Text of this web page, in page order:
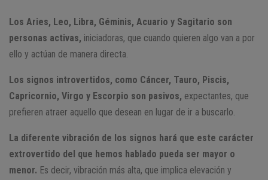
Los Aries, Leo, Libra, Géminis, Acuario y Sagitario son
personas activas, iniciadoras, que cuando quieren algo van a por
ello y actúan de manera directa.
Los signos introvertidos, como Cáncer, Tauro, Piscis,
Capricornio, Virgo y Escorpio son pasivos, expectantes, que
prefieren atraer aquello que desean en lugar de ir a buscarlo.
La diferente vibración de los signos hará que este carácter
extrovertido del que hemos hablado pueda ser mayor o
menor. Es decir, vibración más alta, que implica elevación y